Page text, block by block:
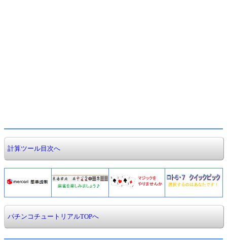
計算ツール目次へ
パチンコチュートリアルTOPへ